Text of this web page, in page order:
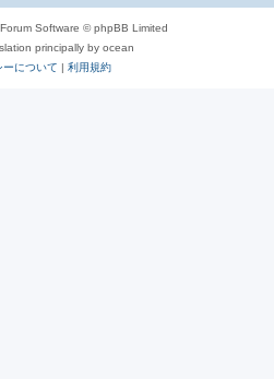
Software © phpBB Limited
principally by ocean
ーについて | 利用規約